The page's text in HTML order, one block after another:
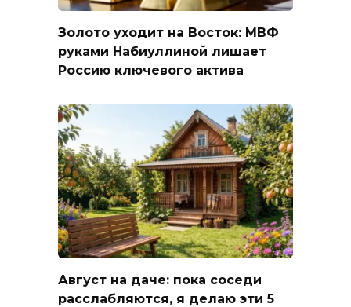
Золото уходит на Восток: МВФ
руками Набиуллиной лишает
Россию ключевого актива
Август на даче: пока соседи
расслабляются, я делаю эти 5